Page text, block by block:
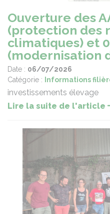
Ouverture des
(protection des
climatiques) et
(modernisation
Date : 06/07/2026
Catégorie :
Informations
investissements élevage
Lire la suite de l'article